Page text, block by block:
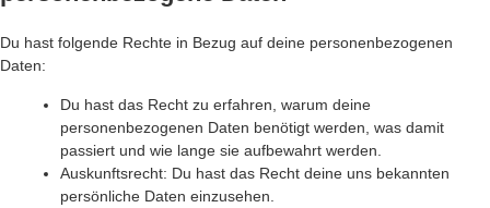
Du hast folgende Rechte in Bezug auf deine personenbezogenen
Daten:
Du hast das Recht zu erfahren, warum deine
personenbezogenen Daten benötigt werden, was damit
passiert und wie lange sie aufbewahrt werden.
Auskunftsrecht: Du hast das Recht deine uns bekannten
persönliche Daten einzusehen.